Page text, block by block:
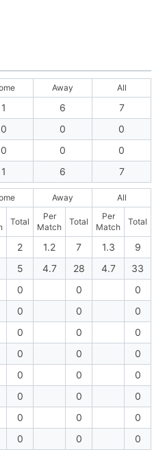
Away All
1 6
7
0 0
0
0 0
0
1 6 7
Away
All
Total
Per
Match
Total
Per
Match
Total
2 1.2 7 1.3
9
5 4.7 28 4.7
33
0 0
0
0 0
0
0 0
0
0 0
0
0 0
0
0 0
0
0 0
0
0 0 0